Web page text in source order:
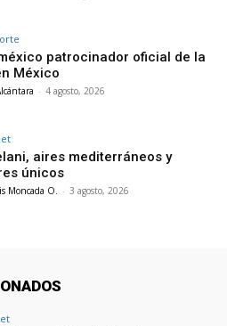
patrocinador oficial de la
México
- 4 agosto, 2026
aires mediterráneos y
únicos
Moncada O. - 3 agosto, 2026